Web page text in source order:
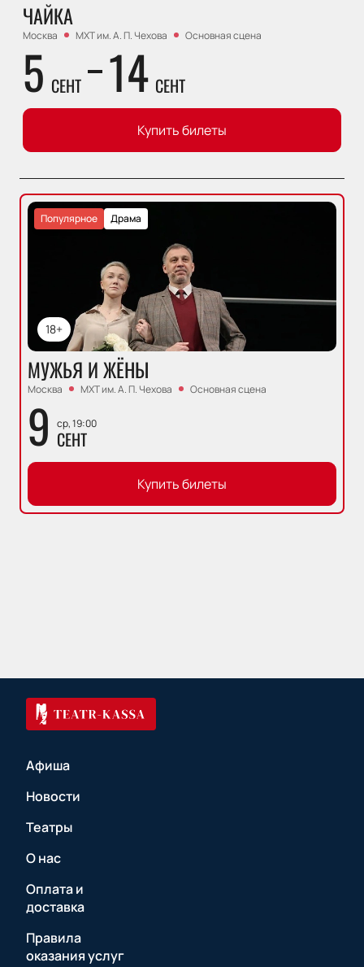
ЧАЙКА
Москва МХТ им. А. П. Чехова Основная сцена
5 СЕНТ 14 СЕНТ
Купить билеты
18+
Драма
Популярное
МУЖЬЯ И ЖЁНЫ
Москва МХТ им. А. П. Чехова Основная сцена
9 ср, 19:00
СЕНТ
Купить билеты
Афиша
Новости
Театры
О нас
Оплата и
доставка
Правила
оказания услуг